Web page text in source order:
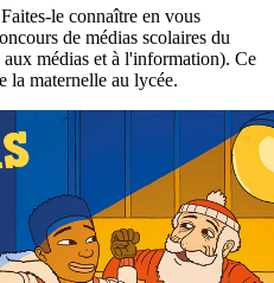
le connaître en vous
de médias scolaires du
médias et à l'information). Ce
la maternelle au lycée.